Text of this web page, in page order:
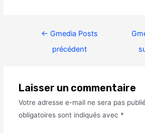
← Gmedia Posts
précédent
Laisser un commentaire
Votre adresse e-mail ne sera pas
obligatoires sont indiqués avec *